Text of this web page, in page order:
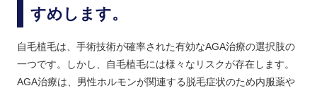
すめします。
自毛植毛は、手術技術が確率された有効なAGA治療の選択肢の
一つです。しかし、自毛植毛には様々なリスクが存在します。
AGA治療は、男性ホルモンが関連する脱毛症状のため内服薬や